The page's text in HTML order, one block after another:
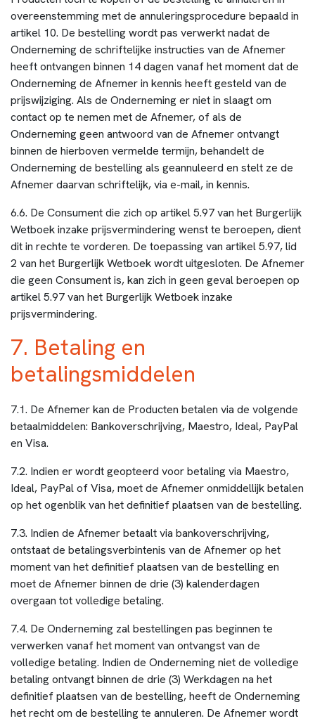
overeenstemming met de annuleringsprocedure bepaald in
artikel 10. De bestelling wordt pas verwerkt nadat de
Onderneming de schriftelijke instructies van de Afnemer
heeft ontvangen binnen 14 dagen vanaf het moment dat de
Onderneming de Afnemer in kennis heeft gesteld van de
prijswijziging. Als de Onderneming er niet in slaagt om
contact op te nemen met de Afnemer, of als de
Onderneming geen antwoord van de Afnemer ontvangt
binnen de hierboven vermelde termijn, behandelt de
Onderneming de bestelling als geannuleerd en stelt ze de
Afnemer daarvan schriftelijk, via e-mail, in kennis.
6.6. De Consument die zich op artikel 5.97 van het Burgerlijk
Wetboek inzake prijsvermindering wenst te beroepen, dient
dit in rechte te vorderen. De toepassing van artikel 5.97, lid
2 van het Burgerlijk Wetboek wordt uitgesloten. De Afnemer
die geen Consument is, kan zich in geen geval beroepen op
artikel 5.97 van het Burgerlijk Wetboek inzake
prijsvermindering.
7. Betaling en
betalingsmiddelen
7.1. De Afnemer kan de Producten betalen via de volgende
betaalmiddelen: Bankoverschrijving, Maestro, Ideal, PayPal
en Visa.
7.2. Indien er wordt geopteerd voor betaling via Maestro,
Ideal, PayPal of Visa, moet de Afnemer onmiddellijk betalen
op het ogenblik van het definitief plaatsen van de bestelling.
7.3. Indien de Afnemer betaalt via bankoverschrijving,
ontstaat de betalingsverbintenis van de Afnemer op het
moment van het definitief plaatsen van de bestelling en
moet de Afnemer binnen de drie (3) kalenderdagen
overgaan tot volledige betaling.
7.4. De Onderneming zal bestellingen pas beginnen te
verwerken vanaf het moment van ontvangst van de
volledige betaling. Indien de Onderneming niet de volledige
betaling ontvangt binnen de drie (3) Werkdagen na het
definitief plaatsen van de bestelling, heeft de Onderneming
het recht om de bestelling te annuleren. De Afnemer wordt